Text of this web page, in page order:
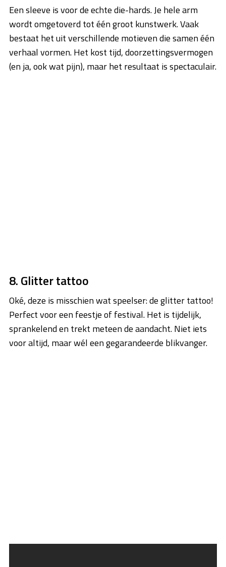
Een sleeve is voor de echte die-hards. Je hele arm
wordt omgetoverd tot één groot kunstwerk. Vaak
bestaat het uit verschillende motieven die samen één
verhaal vormen. Het kost tijd, doorzettingsvermogen
(en ja, ook wat pijn), maar het resultaat is spectaculair.
8. Glitter tattoo
Oké, deze is misschien wat speelser: de glitter tattoo!
Perfect voor een feestje of festival. Het is tijdelijk,
sprankelend en trekt meteen de aandacht. Niet iets
voor altijd, maar wél een gegarandeerde blikvanger.